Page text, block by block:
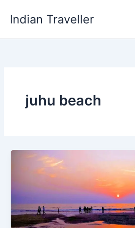
Indian Traveller
juhu beach